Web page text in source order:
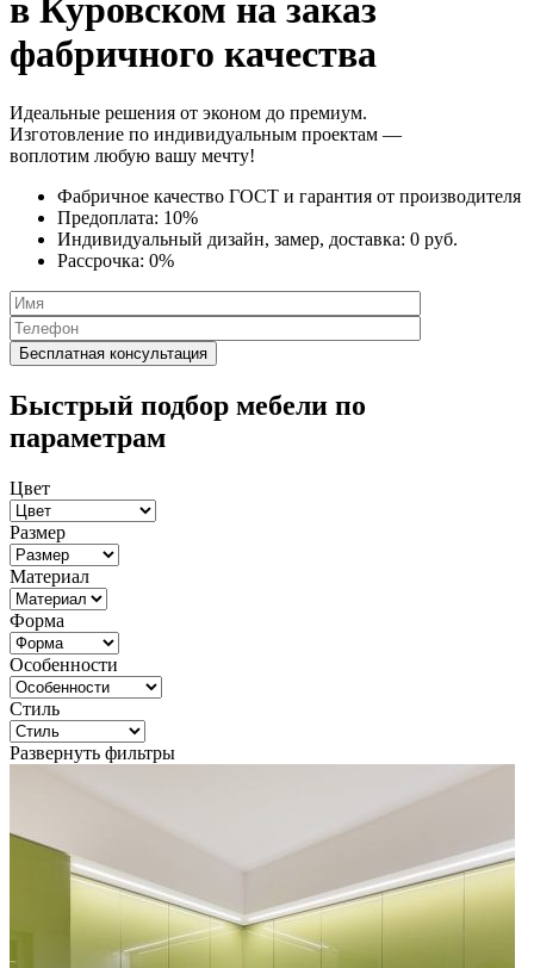
в Куровском на заказ
фабричного качества
Идеальные решения от эконом до премиум.
Изготовление по индивидуальным проектам —
воплотим любую вашу мечту!
Фабричное качество ГОСТ и гарантия от производителя
Предоплата: 10%
Индивидуальный дизайн, замер, доставка: 0 руб.
Рассрочка: 0%
Быстрый подбор мебели по
параметрам
Цвет
Размер
Материал
Форма
Особенности
Стиль
Развернуть фильтры